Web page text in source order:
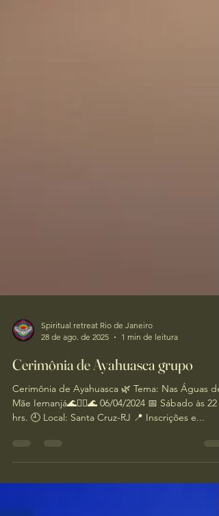
Spiritual retreat Rio de Janeiro
28 de ago. de 2025
1 min de leitura
Cerimônia de Ayahuasca grupo
Mãe Iemanjá🌊🧜‍♀️🌊 06/04/2024 📅 Sábado às 22